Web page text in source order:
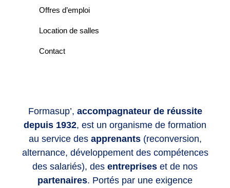
Formasup’, accompagnateur de réussite
depuis 1932, est un organisme de formation
au service des apprenants(reconversion,
alternance, développement des compétences
des salariés), des entreprises et de nos
partenaires. Portés par une exigence
Offres d’emploi
Location de salles
Contact